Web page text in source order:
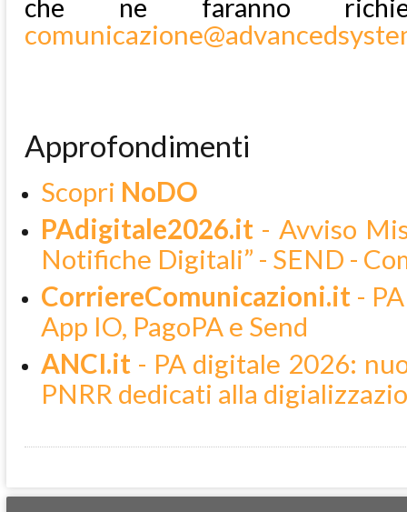
che ne faranno
Approfondimenti
Scopri NoDO
PAdigitale2026.it - Avviso
Notifiche Digitali” - SEND -
CorriereComunicazioni.it -
App IO, PagoPA e Send
ANCI.it - PA digitale 2026:
PNRR dedicati alla